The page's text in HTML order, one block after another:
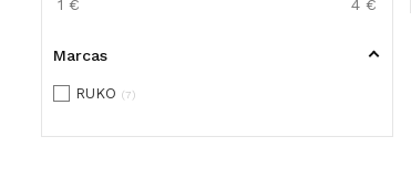
1 € 4€
Marcas
RUKO 7